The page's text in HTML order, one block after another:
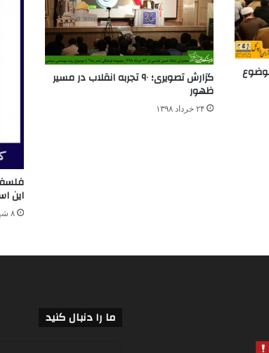
گزارش تصویری؛ ۹۰ تجربه انقلاب در مسیر
ظهور
۲۴ خرداد ۱۳۹۸
این
۸ شهریور ۱۳۹۶
ما را دنبال کنید